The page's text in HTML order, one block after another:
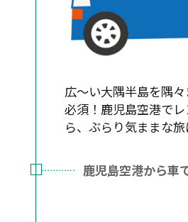
広〜い大隅半島を隅
必須！鹿児島空港で
ら、ぶらり気ままな
鹿児島空港から車